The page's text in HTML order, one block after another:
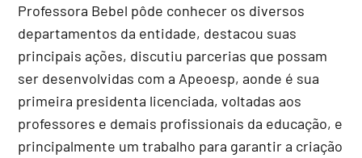
Professora Bebel pôde conhecer os diversos
departamentos da entidade, destacou suas
principais ações, discutiu parcerias que possam
ser desenvolvidas com a Apeoesp, aonde é sua
primeira presidenta licenciada, voltadas aos
professores e demais profissionais da educação, e
principalmente um trabalho para garantir a criação